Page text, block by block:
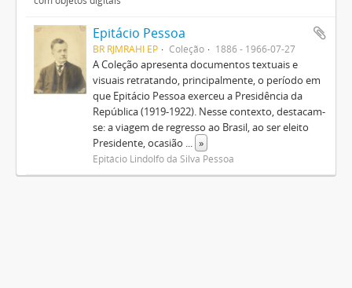
Epitácio Pessoa
BR RJMRAHI EP Coleção 1886 - 1966-07-27
A Coleção apresenta documentos textuais e
visuais retratando, principalmente, o período em
que Epitácio Pessoa exerceu a Presidência da
República (1919-1922). Nesse contexto, destacam-
se: a viagem de regresso ao Brasil, ao ser eleito
Presidente, ocasião ... »
Epitácio Lindolfo da Silva Pessoa